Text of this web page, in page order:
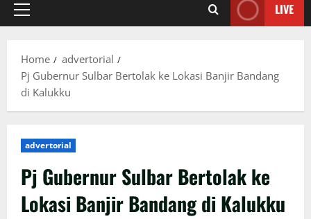
Primary
LIVE
Home
advertorial
Pj Gubernur Sulbar Bertolak ke Lokasi Banjir Bandang
di Kalukku
advertorial
Pj Gubernur Sulbar Bertolak ke
Lokasi Banjir Bandang di Kalukku